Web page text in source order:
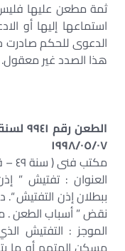
ثمة مطعن عليها
استماعها إليها أو
الدعوى للحكم صادرت
هذا الصدد غير معقول.
١٩٩٨/٠٥/٠٧
مكتب فنى ( سنة ٤٩ – قاعدة ٨٤ – صفحة ٦٥٥ )
العنوان : تفتيش ”
ببطلان إذن التفتيش “.
نقض ” أسباب الطعن .
الموجز : التفتيش